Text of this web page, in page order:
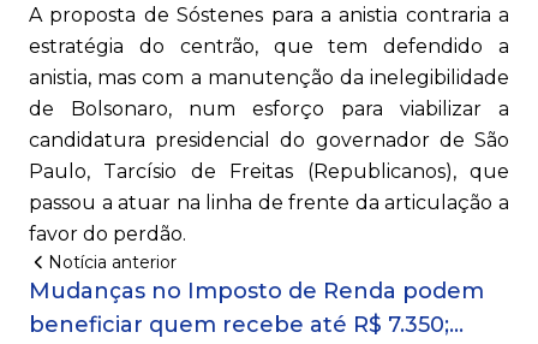
A proposta de Sóstenes para a anistia contraria a
estratégia do centrão, que tem defendido a
anistia, mas com a manutenção da inelegibilidade
de Bolsonaro, num esforço para viabilizar a
candidatura presidencial do governador de São
Paulo, Tarcísio de Freitas (Republicanos), que
passou a atuar na linha de frente da articulação a
favor do perdão.
Notícia anterior
Mudanças no Imposto de Renda podem
beneficiar quem recebe até R$ 7.350;